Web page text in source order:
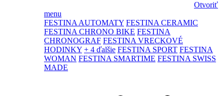
Otvoriť
menu
FESTINA AUTOMATY FESTINA CERAMIC
FESTINA CHRONO BIKE FESTINA
CHRONOGRAF FESTINA VRECKOVÉ
HODINKY + 4 ďalšie FESTINA SPORT FESTINA
WOMAN FESTINA SMARTIME FESTINA SWISS
MADE